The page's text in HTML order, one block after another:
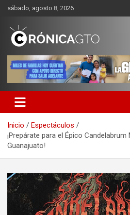
Saltar
contenido
sábado, agosto 8, 2026
CRONICA
Inicio
Espectáculos
¡Prepárate para el Épico
Guanajuato!